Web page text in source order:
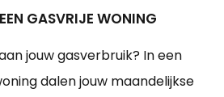
GASVRIJE WONING
jouw gasverbruik? In een
dalen jouw maandelijkse